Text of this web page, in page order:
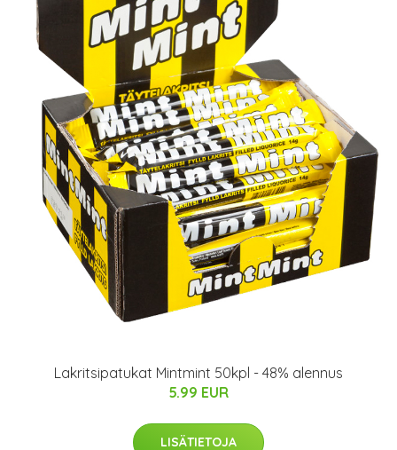
Lakritsipatukat Mintmint 50kpl - 48% alennus
5.99 EUR
LISÄTIETOJA